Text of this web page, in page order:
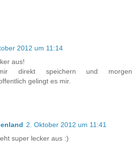
2012 um 11:14
aus!
direkt speichern und morgen
gelingt es mir.
2. Oktober 2012 um 11:41
super lecker aus :)